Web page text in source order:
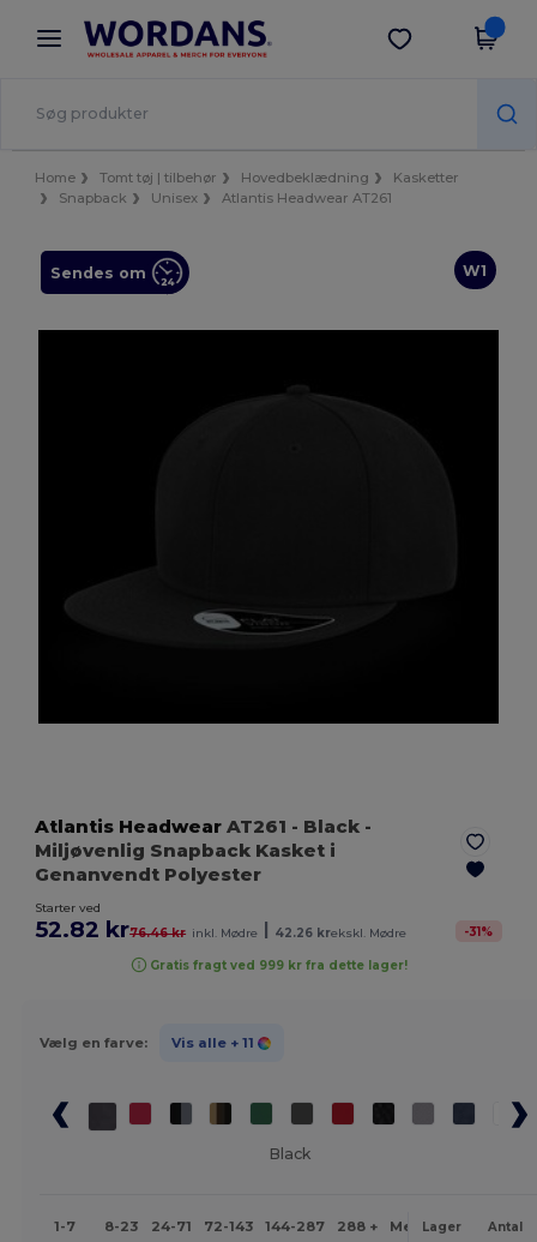
× Wordans-app
Bedre priser i appen!
Hent app
Home Tomt tøj | tilbehør Hovedbeklædning
Kasketter
Snapback
Unisex Atlantis Headwear AT261
W1
Sendes om
Atlantis Headwear AT261 - Black -
Miljøvenlig Snapback Kasket i
Genanvendt Polyester
Starter ved
52.82 kr76.46 kr inkl. Mødre 42.26 krekskl. Mødre -31%
Gratis fragt ved 999 kr fra dette lager!
Vælg en farve: Vis alle + 11
Black
1-7 8-23 24-71 72-143 144-287 288 + MereLager Antal